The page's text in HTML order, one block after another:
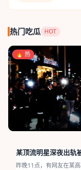
热门吃瓜 HOT
🔥 热
某顶流明星深夜出轨
昨晚11点，有网友在某